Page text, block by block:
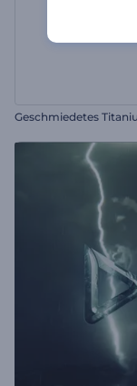
Geschmiedetes